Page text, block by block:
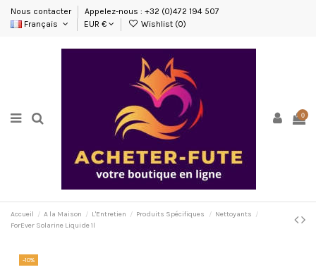
Nous contacter
Appelez-nous : +32 (0)472 194 507
Français
EUR € Wishlist (0)
0
Accueil A la Maison L'Entretien Produits Spécifiques
Nettoyants
ForEver Solarine Liquide 1l
-10%